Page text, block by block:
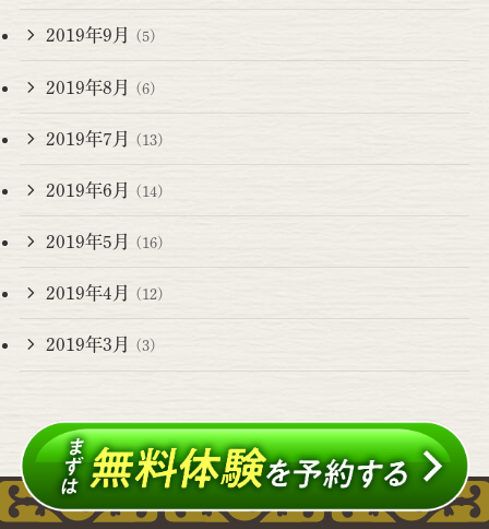
2019年9月 (5)
2019年8月 (6)
2019年7月 (13)
2019年6月 (14)
2019年5月 (16)
2019年4月 (12)
2019年3月 (3)